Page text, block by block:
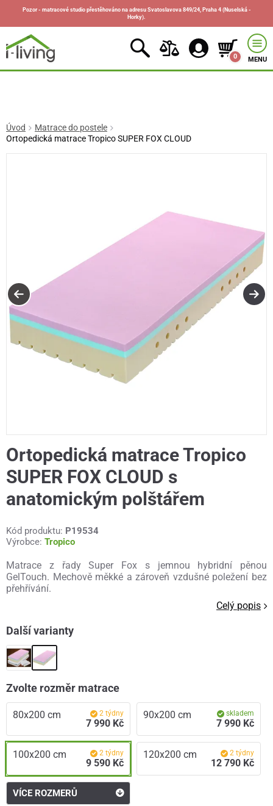
Pozor - matracové studio přestěhováno na adresu Svatoslavova 849/24, Praha 4 (Nuselská -
Horky).
0 MENU
Úvod
Matrace do postele
Ortopedická matrace Tropico SUPER FOX CLOUD
Ortopedická matrace Tropico
SUPER FOX CLOUD s
anatomickým polštářem
Kód produktu: P19534
Výrobce: Tropico
Matrace z řady Super Fox s jemnou hybridní pěnou
GelTouch. Mechově měkké a zároveň vzdušné poležení bez
přehřívání.
Celý popis
Další varianty
Zvolte rozměr matrace
80x200 cm 2 týdny
7 990 Kč
90x200 cm skladem
7 990 Kč
100x200 cm 2 týdny
9 590 Kč
120x200 cm 2 týdny
12 790 Kč
VÍCE ROZMERŮ